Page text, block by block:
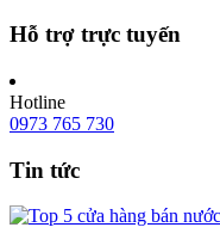
Hỗ trợ trực tuyến
Hotline
0973 765 730
Tin tức